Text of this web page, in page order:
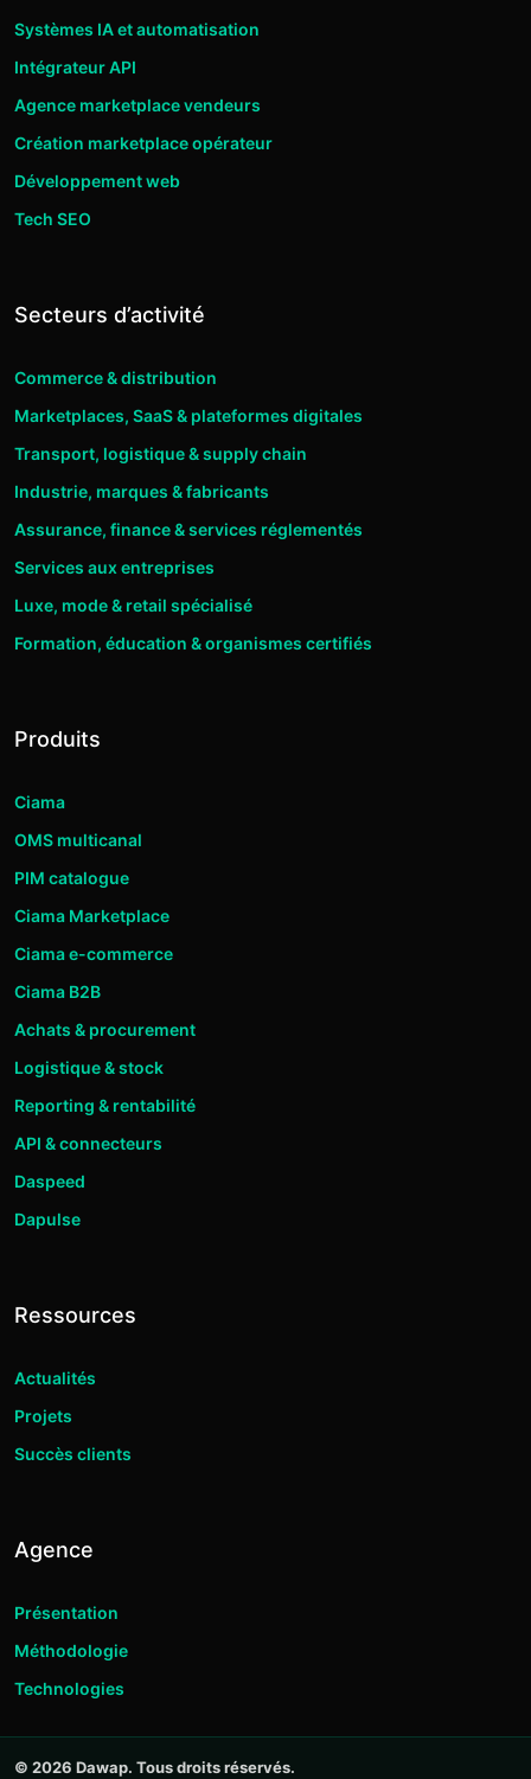
Systèmes IA et automatisation
Intégrateur API
Agence marketplace vendeurs
Création marketplace opérateur
Développement web
Tech SEO
Secteurs d’activité
Commerce & distribution
Marketplaces, SaaS & plateformes digitales
Transport, logistique & supply chain
Industrie, marques & fabricants
Assurance, finance & services réglementés
Services aux entreprises
Luxe, mode & retail spécialisé
Formation, éducation & organismes certifiés
Produits
Ciama
OMS multicanal
PIM catalogue
Ciama Marketplace
Ciama e-commerce
Ciama B2B
Achats & procurement
Logistique & stock
Reporting & rentabilité
API & connecteurs
Daspeed
Dapulse
Ressources
Actualités
Projets
Succès clients
Agence
Présentation
Méthodologie
Technologies
© 2026 Dawap. Tous droits réservés.